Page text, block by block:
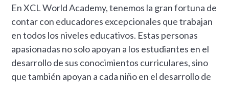
En XCL World Academy, tenemos la gran fortuna de
contar con educadores excepcionales que trabajan
en todos los niveles educativos. Estas personas
apasionadas no solo apoyan a los estudiantes en el
desarrollo de sus conocimientos curriculares, sino
que también apoyan a cada niño en el desarrollo de